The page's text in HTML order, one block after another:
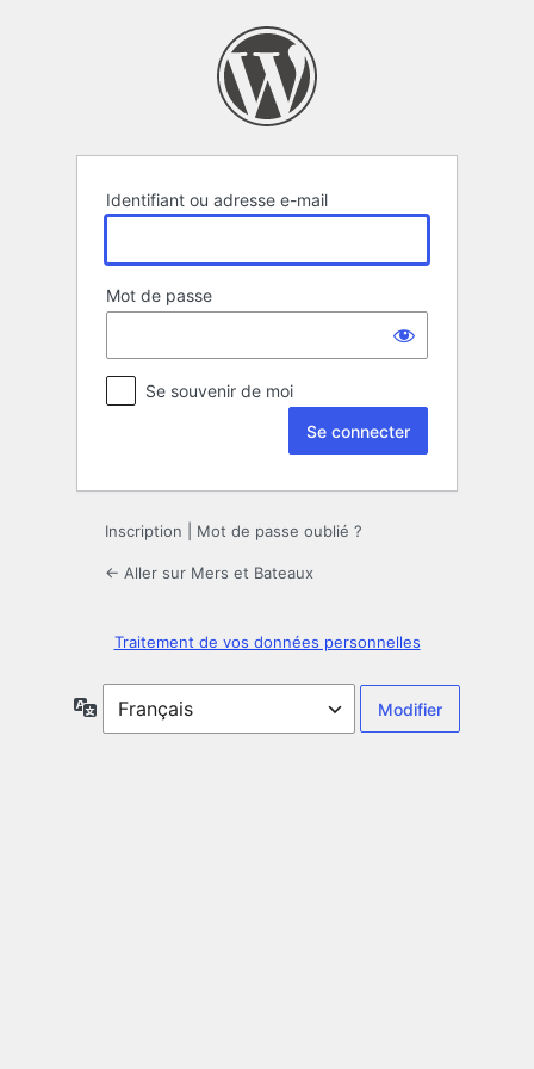
Identifiant ou adresse e-mail
Mot de passe
Se souvenir de moi
Inscription Mot de passe oublié ?
← Aller sur Mers et Bateaux
Traitement de vos données personnelles
Langue